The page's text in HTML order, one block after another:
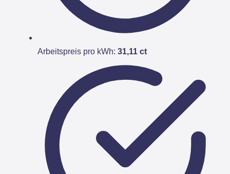
Arbeitspreis pro kWh: 31,11 ct